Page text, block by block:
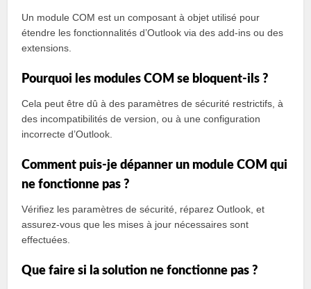
Un module COM est un composant à objet utilisé pour
étendre les fonctionnalités d’Outlook via des add-ins ou des
extensions.
Pourquoi les modules COM se bloquent-ils ?
Cela peut être dû à des paramètres de sécurité restrictifs, à
des incompatibilités de version, ou à une configuration
incorrecte d’Outlook.
Comment puis-je dépanner un module COM qui
ne fonctionne pas ?
Vérifiez les paramètres de sécurité, réparez Outlook, et
assurez-vous que les mises à jour nécessaires sont
effectuées.
Que faire si la solution ne fonctionne pas ?